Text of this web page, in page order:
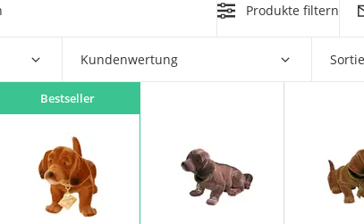
Produkte filtern
Kundenwertung
Bestseller